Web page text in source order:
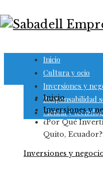
Inicio
Cultura y ocio
Inversiones y
Responsabilidad
Ciencia y
Inicio
Inversiones y
¿Por Qué
Quito, Ecuador?
Inversiones y